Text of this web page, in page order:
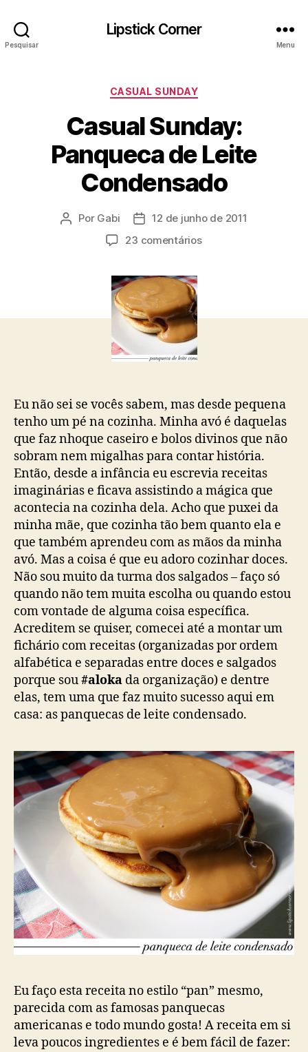
Pesquisar
Lipstick Corner
Menu
Categorias
CASUAL SUNDAY
Casual Sunday:
Panqueca de Leite
Condensado
Autor
Por Gabi
Data12 de junho de 2011
23 comentáriosem
Eu não sei se vocês sabem, mas desde pequena
tenho um pé na cozinha. Minha avó é daquelas
que faz nhoque caseiro e bolos divinos que não
sobram nem migalhas para contar história.
Então, desde a infância eu escrevia receitas
imaginárias e ficava assistindo a mágica que
acontecia na cozinha dela. Acho que puxei da
minha mãe, que cozinha tão bem quanto ela e
que também aprendeu com as mãos da minha
avó. Mas a coisa é que eu adoro cozinhar doces.
Não sou muito da turma dos salgados – faço só
quando não tem muita escolha ou quando estou
com vontade de alguma coisa específica.
Acreditem se quiser, comecei até a montar um
fichário com receitas (organizadas por ordem
alfabética e separadas entre doces e salgados
porque sou#aloka da organização) e dentre
elas, tem uma que faz muito sucesso aqui em
casa: as panquecas de leite condensado.
Eu faço esta receita no estilo “pan” mesmo,
parecida com as famosas panquecas
americanas e todo mundo gosta! A receita em si
leva poucos ingredientes e é bem fácil de fazer: